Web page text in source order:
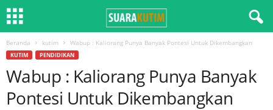
Beranda kutim Wabup : Kaliorang Punya Banyak Pontesi Untuk Dikembangkan
KUTIM PENDIDIKAN
Wabup : Kaliorang Punya Banyak
Pontesi Untuk Dikembangkan